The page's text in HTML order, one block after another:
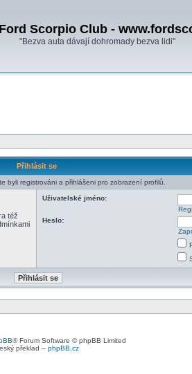
Scorpio Club -
"Bezva auta dávají dohromady bezva lidi"
Přihlásit se
byli registrováni a přihlášeni pro zobrazení profilů.
též
Uživatelské jméno:
Heslo:
® Forum Software © phpBB Limited
překlad – phpBB.cz